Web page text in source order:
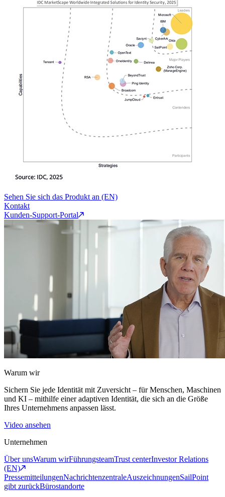
Sehen Sie sich das Produkt an (EN)
Kontakt
Kunden-Support-Portal
Warum wir
Sichern Sie jede Identität mit Zuversicht – für Menschen, Maschinen
und KI – mithilfe einer adaptiven Identität, die sich an die Größe
Ihres Unternehmens anpassen lässt.
Video ansehen
Unternehmen
Über unsWarum wirFührungsteamTrust centerInvestor Relations
(EN)
PressemitteilungenNachrichtenzentraleAuszeichnungenSailPoint
gibt zurückBürostandorte